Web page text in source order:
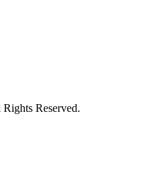
Reserved.